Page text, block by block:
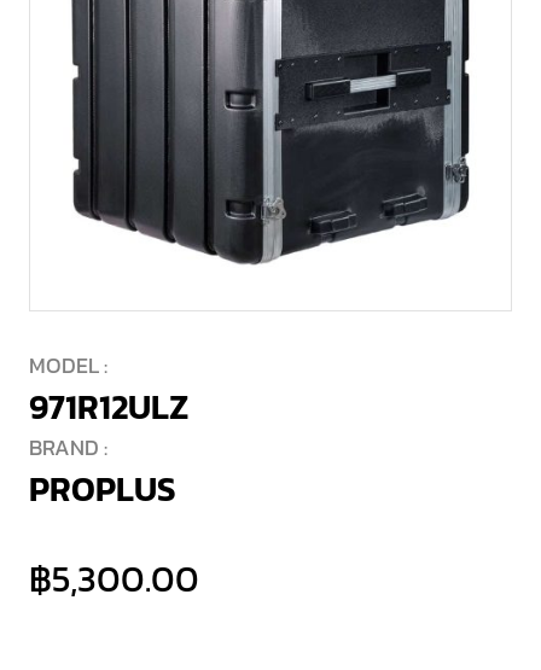
MODEL :
971R12ULZ
BRAND :
PROPLUS
฿5,300.00